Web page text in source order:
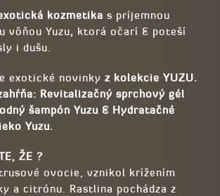
kozmetika s príjemnou
vôňou Yuzu, ktorá očarí & poteší
i dušu.
exotické novinky z kolekcie YUZU.
: Revitalizačný sprchový gél
šampón Yuzu & Hydratačné
Yuzu.
ŽE ?
ovocie, vznikol krížením
a citrónu. Rastlina pochádza z